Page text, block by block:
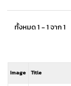
ทั้งหมด 1 - 1 จาก 1
Image Title